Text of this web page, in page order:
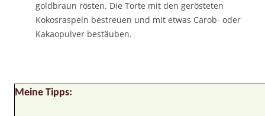
goldbraun rösten. Die Torte mit den gerösteten
Kokosraspeln bestreuen und mit etwas Carob- oder
Kakaopulver bestäuben.
Meine Tipps: